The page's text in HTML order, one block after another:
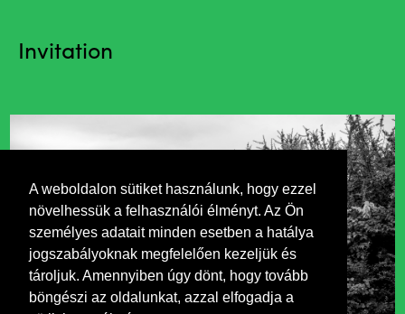
A weboldalon sütiket használunk, hogy ezzel
növelhessük a felhasználói élményt. Az Ön
személyes adatait minden esetben a hatálya
jogszabályoknak megfelelően kezeljük és
tároljuk. Amennyiben úgy dönt, hogy tovább
böngészi az oldalunkat, azzal elfogadja a
Invitation